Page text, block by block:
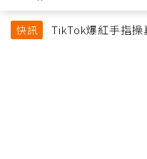
快訊
TikTok爆紅手指